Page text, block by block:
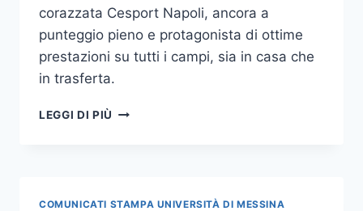
corazzata Cesport Napoli, ancora a
punteggio pieno e protagonista di ottime
prestazioni su tutti i campi, sia in casa che
in trasferta.
LEGGI DI PIÙ CUS
COMUNICATI STAMPA UNIVERSITÀ DI MESSINA